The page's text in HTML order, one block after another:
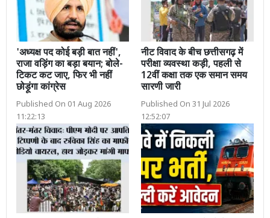
'अध्यक्ष पद कोई बड़ी बात नहीं',
राजा वड़िंग का बड़ा बयान; बोले-
टिकट कट जाए, फिर भी नहीं
छोड़ूंगा कांग्रेस
Published On 01 Aug 2026
11:22:13
नीट विवाद के बीच छत्तीसगढ़ में
परीक्षा व्यवस्था कड़ी, पहली से
12वीं कक्षा तक एक समान समय
सारणी जारी
Published On 31 Jul 2026
12:52:07